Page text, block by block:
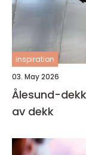
inspiration
03. May 2026
Ålesund-
av dekk